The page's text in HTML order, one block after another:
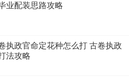
业配装思路攻略
执政官命定花种怎么打 古卷执政
法攻略